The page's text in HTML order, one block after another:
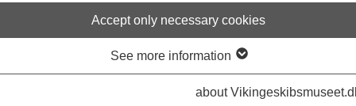
Accept only necessary cookies
See more information
about